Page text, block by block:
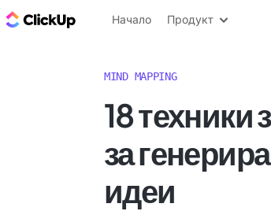
ClickUp блог
Начало Продукт
MIND MAPPING
18 техники
за
идеи